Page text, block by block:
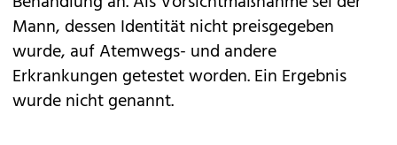
Mann, dessen Identität nicht preisgegeben
wurde, auf Atemwegs- und andere
Erkrankungen getestet worden. Ein Ergebnis
wurde nicht genannt.